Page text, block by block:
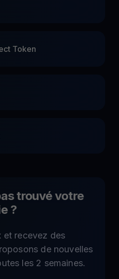
Token
trouvé votre
?
et recevez des
de nouvelles
les 2 semaines.